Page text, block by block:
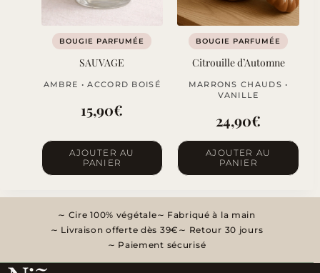
BOUGIE PARFUMÉE
SAUVAGE
AMBRE • ACCORD BOISÉ
15,90€
AJOUTER AU
PANIER
BOUGIE PARFUMÉE
Citrouille d’Automne
MARRONS CHAUDS •
VANILLE
24,90€
AJOUTER AU
PANIER
Cire 100% végétale
Fabriqué à la main
Livraison offerte dès 39€
Retour 30 jours
Paiement sécurisé